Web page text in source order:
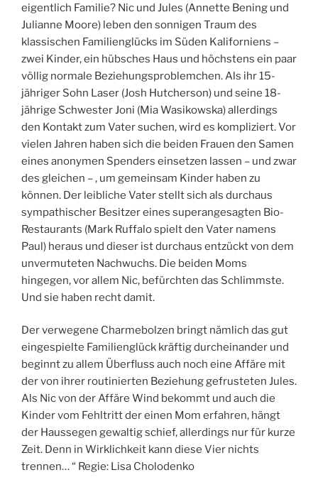
eigentlich Familie? Nic und Jules (Annette Bening und
Julianne Moore) leben den sonnigen Traum des
klassischen Familienglücks im Süden Kaliforniens –
zwei Kinder, ein hübsches Haus und höchstens ein paar
völlig normale Beziehungsproblemchen. Als ihr 15-
jähriger Sohn Laser (Josh Hutcherson) und seine 18-
jährige Schwester Joni (Mia Wasikowska) allerdings
den Kontakt zum Vater suchen, wird es kompliziert. Vor
vielen Jahren haben sich die beiden Frauen den Samen
eines anonymen Spenders einsetzen lassen – und zwar
des gleichen – , um gemeinsam Kinder haben zu
können. Der leibliche Vater stellt sich als durchaus
sympathischer Besitzer eines superangesagten Bio-
Restaurants (Mark Ruffalo spielt den Vater namens
Paul) heraus und dieser ist durchaus entzückt von dem
unvermuteten Nachwuchs. Die beiden Moms
hingegen, vor allem Nic, befürchten das Schlimmste.
Und sie haben recht damit.
Der verwegene Charmebolzen bringt nämlich das gut
eingespielte Familienglück kräftig durcheinander und
beginnt zu allem Überfluss auch noch eine Affäre mit
der von ihrer routinierten Beziehung gefrusteten Jules.
Als Nic von der Affäre Wind bekommt und auch die
Kinder vom Fehltritt der einen Mom erfahren, hängt
der Haussegen gewaltig schief, allerdings nur für kurze
Zeit. Denn in Wirklichkeit kann diese Vier nichts
trennen… “ Regie: Lisa Cholodenko